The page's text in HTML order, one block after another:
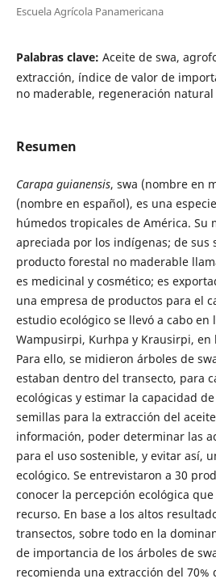
Escuela Agrícola Panamericana
Palabras clave: Aceite de swa,
extracción, índice de valor de
no maderable, regeneración natural
Resumen
Carapa guianensis, swa (nombre en
(nombre en español), es una
húmedos tropicales de América. Su
apreciada por los indígenas; de sus
producto forestal no maderable
es medicinal y cosmético; es
una empresa de productos para el
estudio ecológico se llevó a cabo en
Wampusirpi, Kurhpa y Krausirpi, en
Para ello, se midieron árboles de
estaban dentro del transecto, para
ecológicas y estimar la capacidad
semillas para la extracción del
información, poder determinar las
para el uso sostenible, y evitar así,
ecológico. Se entrevistaron a 30
conocer la percepción ecológica
recurso. En base a los altos
transectos, sobre todo en la
de importancia de los árboles de
recomienda una extracción del 70%